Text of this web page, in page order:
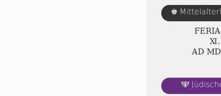
♚
Ⅺ.
AD
🕎